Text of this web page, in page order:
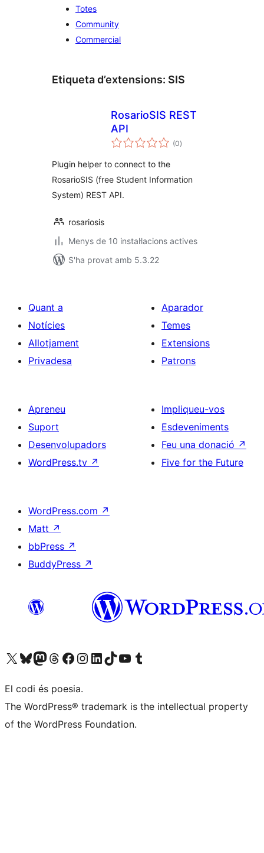
Totes
Community
Commercial
Etiqueta d’extensions: SIS
RosarioSIS REST
API
(0puntuacions
totals
)
Plugin helper to connect to the
RosarioSIS (free Student Information
System) REST API.
rosariosis
Menys de 10 instal·lacions actives
S'ha provat amb 5.3.22
Quant a
Notícies
Allotjament
Privadesa
Aparador
Temes
Extensions
Patrons
Apreneu
Suport
Desenvolupadors
WordPress.tv ↗
Impliqueu-vos
Esdeveniments
Feu una donació ↗
Five for the Future
WordPress.com ↗
Matt ↗
bbPress ↗
BuddyPress ↗
Visiteu el nostre compte X (abans Twitter)
Visiteu el nostre compte de Bluesky
Visiteu el nostre compte al Mastodon
Visiteu el nostre compte de Threads
Visiteu la nostra pàgina al Facebook
Visiteu el nostre compte d'Instagram
Visiteu el nostre compte de LinkedIn
Visiteu el nostre compte de TikTok
Visiteu el nostre canal al YouTube
Visiteu el nostre compte de Tumblr
El codi és poesia.
The WordPress® trademark is the intellectual property
of the WordPress Foundation.